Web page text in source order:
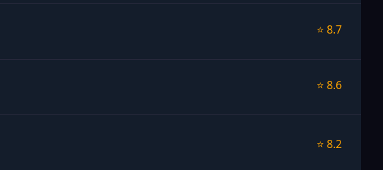
⭐ 8.7
⭐ 8.6
⭐ 8.2